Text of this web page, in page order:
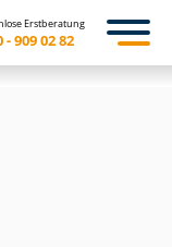
Erstberatung
- 909 02 82